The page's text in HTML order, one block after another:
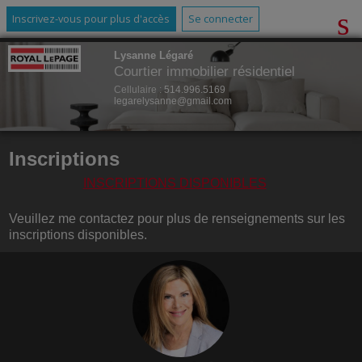
Inscrivez-vous pour plus d'accès Se connecter
Lysanne Légaré
Courtier immobilier résidentiel
Cellulaire : 514.996.5169
legarelysanne@gmail.com
Inscriptions
INSCRIPTIONS DISPONIBLES
Veuillez me contactez pour plus de renseignements sur les
inscriptions disponibles.